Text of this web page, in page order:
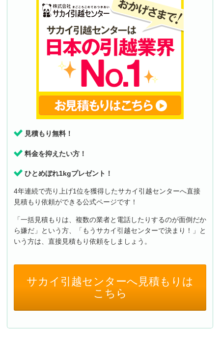
見積もり無料！
料金を抑えたい方！
ひとめぼれ1kgプレゼント！
4年連続で売り上げ1位を獲得したサカイ引越センターへ直接
見積もり依頼ができる公式ページです！
「一括見積もりは、複数の業者と電話したりするのが面倒だか
ら嫌だ」という方、「もうサカイ引越センターで決まり！」と
いう方は、直接見積もり依頼をしましょう。
サカイ引越センターへ見積もりは
こちら